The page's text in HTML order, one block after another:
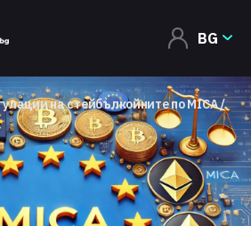
BG
на стейбълкойните по MICA